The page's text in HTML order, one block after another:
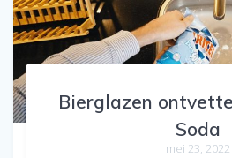
Bierglazen
Soda
mei 23, 2022